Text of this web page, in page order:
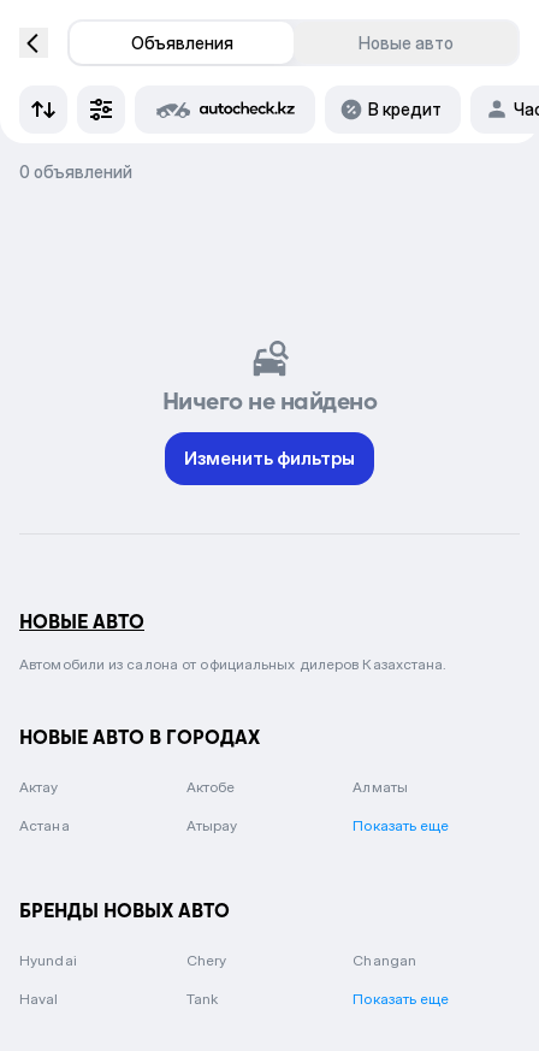
Объявления Новые авто
В кредит
0 объявлений
Ничего не найдено
Изменить фильтры
НОВЫЕ АВТО
Автомобили из салона от официальных дилеров Казахстана.
НОВЫЕ АВТО В ГОРОДАХ
Актау Актобе Алматы
Астана Атырау Показать еще
БРЕНДЫ НОВЫХ АВТО
Hyundai Chery Changan
Haval Tank Показать еще